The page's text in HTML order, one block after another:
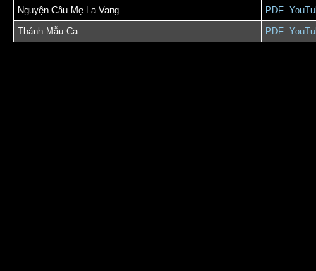
Nguyện Cầu Mẹ La Vang
PDF
Thánh Mẫu Ca
PDF